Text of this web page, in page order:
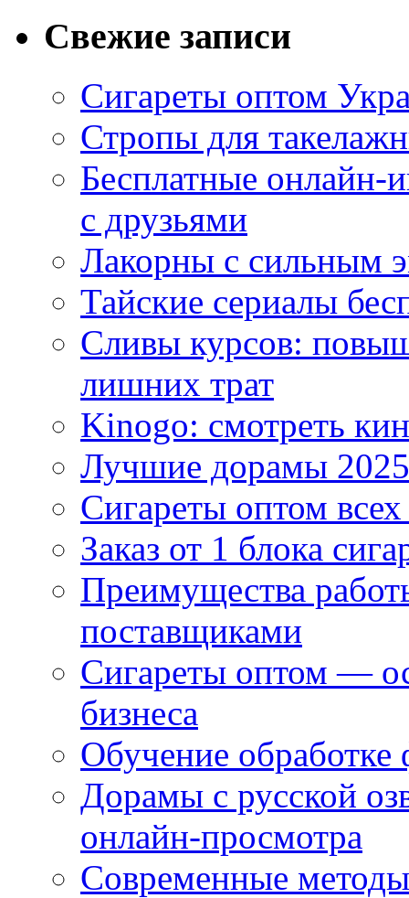
Свежие записи
Сигареты оптом
Стропы для
Бесплатные
с друзьями
Лакорны с сильным
Тайские сериалы
Сливы курсов:
лишних трат
Kinogo: смотреть
Лучшие дорамы
Сигареты оптом
Заказ от 1 блока
Преимущества
поставщиками
Сигареты оптом —
бизнеса
Обучение
Дорамы с русской
онлайн-просмотра
Современные